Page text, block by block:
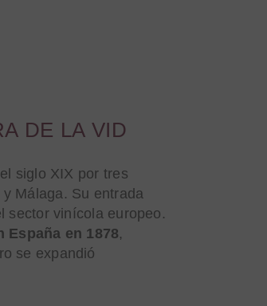
DE LA VID
siglo XIX por tres
Málaga. Su entrada
sector vinícola europeo.
España en 1878,
se expandió